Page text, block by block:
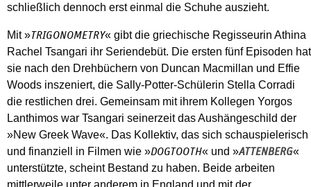
schließlich dennoch erst einmal die Schuhe auszieht.
Mit »TRIGONOMETRY« gibt die griechische Regisseurin Athina
Rachel Tsangari ihr Seriendebüt. Die ersten fünf Episoden hat
sie nach den Drehbüchern von Duncan Macmillan und Effie
Woods inszeniert, die Sally-Potter-Schülerin Stella Corradi
die restlichen drei. Gemeinsam mit ihrem Kollegen Yorgos
Lanthimos war Tsangari seinerzeit das Aushängeschild der
»New Greek Wave«. Das Kollektiv, das sich schauspielerisch
und finanziell in Filmen wie »DOGTOOTH« und »ATTENBERG«
unterstützte, scheint Bestand zu haben. Beide arbeiten
mittlerweile unter anderem in England und mit der